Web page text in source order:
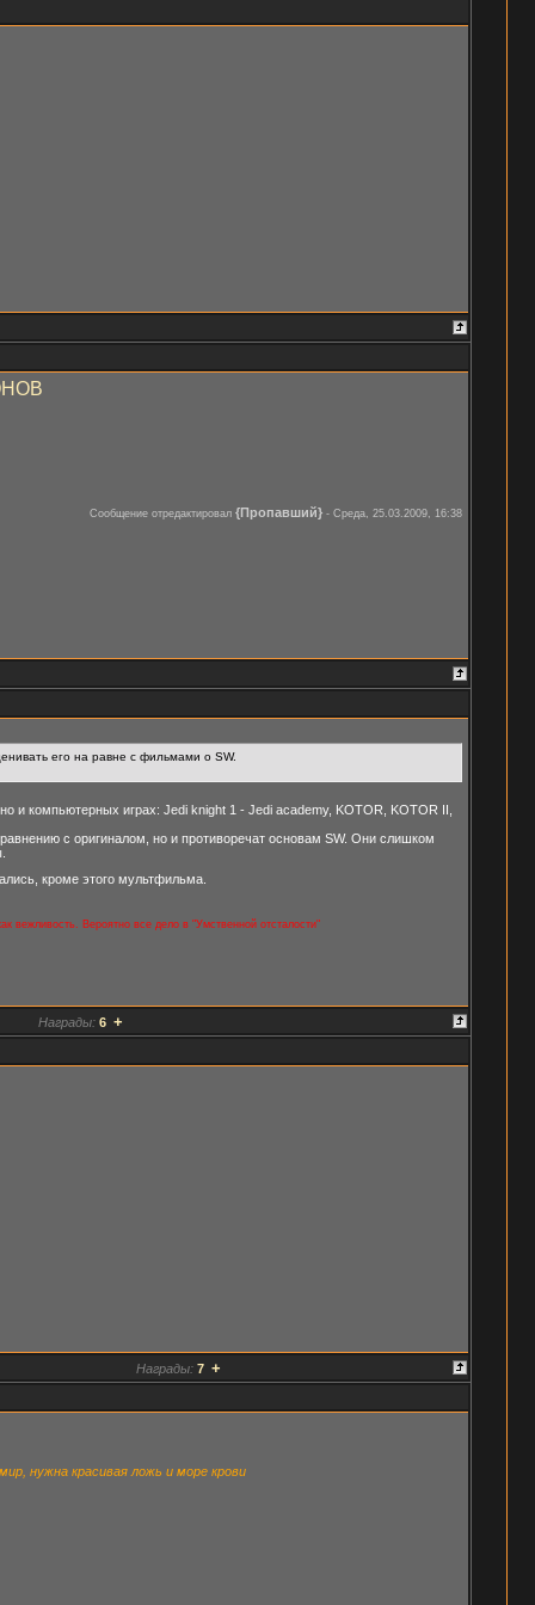
Сообщение отредактировал {Пропавший}- Среда, 25.03.2009, 16:38
его на равне с фильмами о SW.
и компьютерных играх: Jedi knight 1 - Jedi academy, KOTOR, KOTOR II,
с оригиналом, но и противоречат основам SW. Они слишком
кроме этого мультфильма.
вежливость. Вероятно все дело в "Умственной отсталости"
Награды: 6 +
Награды: 7 +
нужна красивая ложь и море крови